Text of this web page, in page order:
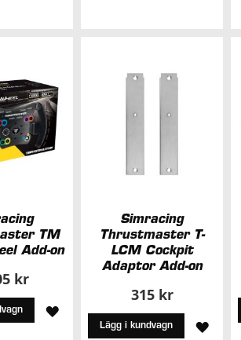
TM
Add-on
kr
LÄGG
Simracing
Thrustmaster T-
LCM Cockpit
Adaptor Add-on
315 kr
Lägg i kundvagn
LÄGG